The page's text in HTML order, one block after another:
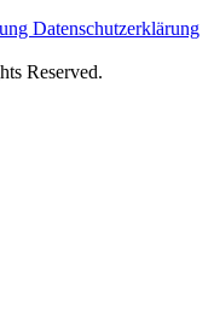
Datenschutzerklärung
Reserved.